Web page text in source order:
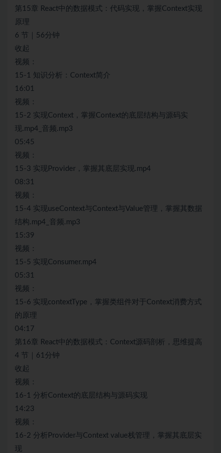
第15章 React中的数据模式：代码实现，掌握Context实现
原理
6 节｜56分钟
收起
视频：
15-1 知识分析：Context简介
16:01
视频：
15-2 实现Context，掌握Context的底层结构与源码实
现.mp4_音频.mp3
05:45
视频：
15-3 实现Provider，掌握其底层实现.mp4
08:31
视频：
15-4 实现useContext与Context与Value管理，掌握其数据
结构.mp4_音频.mp3
15:39
视频：
15-5 实现Consumer.mp4
05:31
视频：
15-6 实现contextType，掌握类组件对于Context消费方式
的原理
04:17
第16章 React中的数据模式：Context源码剖析，思维提高
4 节｜61分钟
收起
视频：
16-1 分析Context的底层结构与源码实现
14:23
视频：
16-2 分析Provider与Context value栈管理，掌握其底层实
现